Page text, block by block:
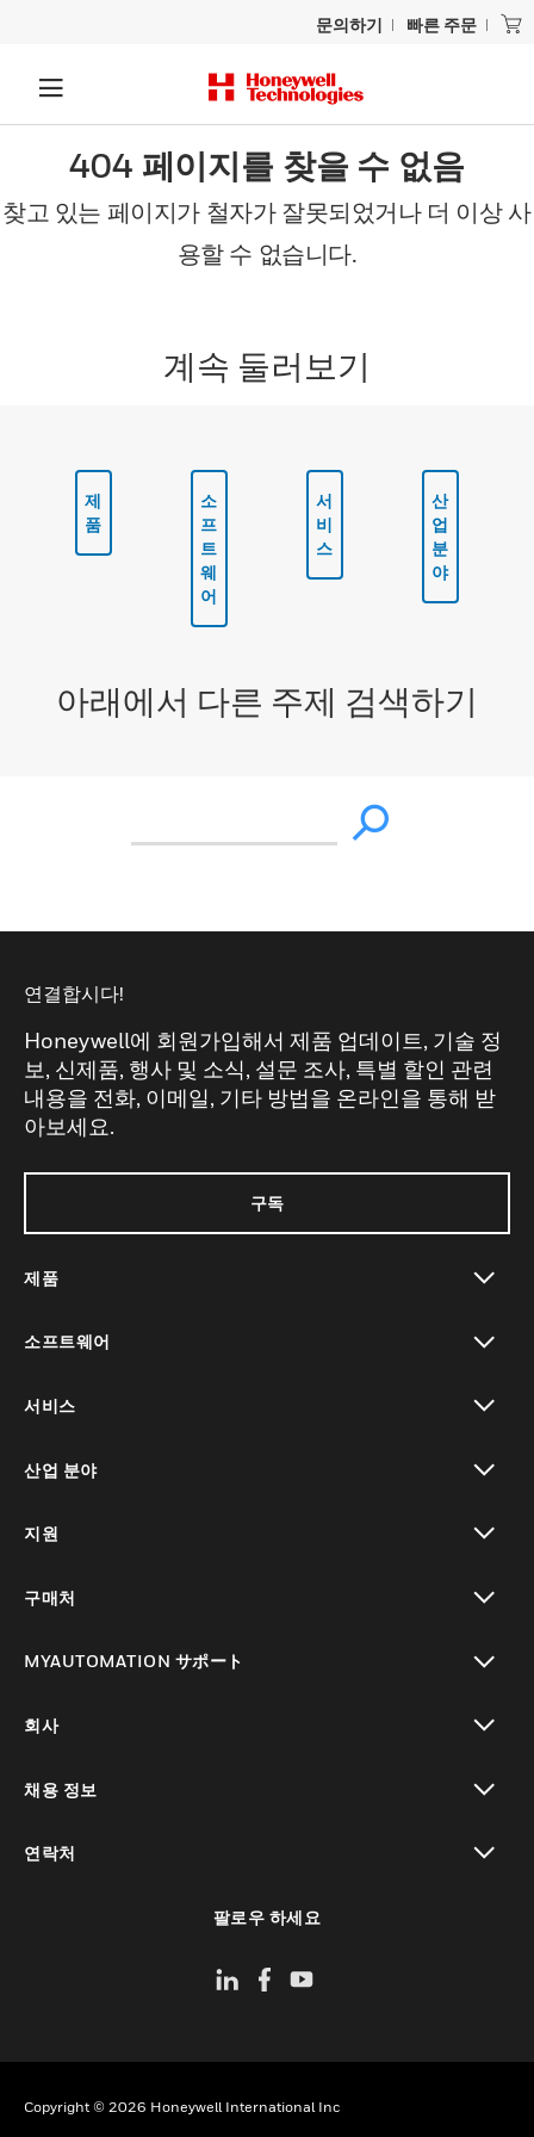
문의하기 빠른 주문
404 페이지를 찾을 수 없음
찾고 있는 페이지가 철자가 잘못되었거나 더 이상 사
용할 수 없습니다.
계속 둘러보기
제
품
소
프
트
웨
어
서
비
스
산
업
분
야
아래에서 다른 주제 검색하기
연결합시다!
Honeywell에 회원가입해서 제품 업데이트, 기술 정
보, 신제품, 행사 및 소식, 설문 조사, 특별 할인 관련
내용을 전화, 이메일, 기타 방법을 온라인을 통해 받
아보세요.
구독
제품
소프트웨어
서비스
산업 분야
지원
구매처
MYAUTOMATION サポート
회사
채용 정보
연락처
팔로우 하세요
Copyright © 2026 Honeywell International Inc